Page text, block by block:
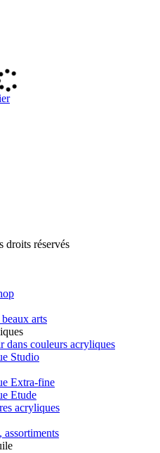
droits réservés
arts
dans couleurs acryliques
Studio
Extra-fine
Etude
acryliques
assortiments